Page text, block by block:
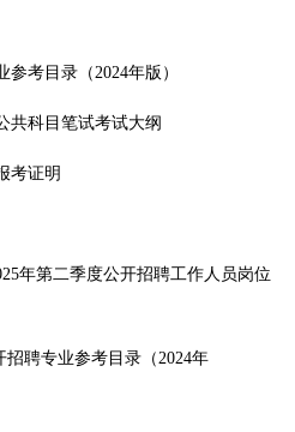
考目录（2024年版）
共科目笔试考试大纲
考证明
年第二季度公开招聘工作人员岗位
聘专业参考目录（2024年